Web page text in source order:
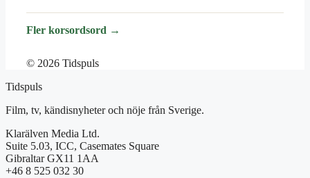
Fler korsordsord →
© 2026 Tidspuls
Tidspuls
Film, tv, kändisnyheter och nöje från Sverige.
Klarälven Media Ltd.
Suite 5.03, ICC, Casemates Square
Gibraltar GX11 1AA
+46 8 525 032 30